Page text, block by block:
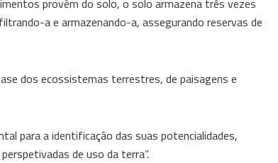
a e armazenando-a, assegurando reservas de
dos ecossistemas terrestres, de paisagens e
para a identificação das suas potencialidades,
de uso da terra”.